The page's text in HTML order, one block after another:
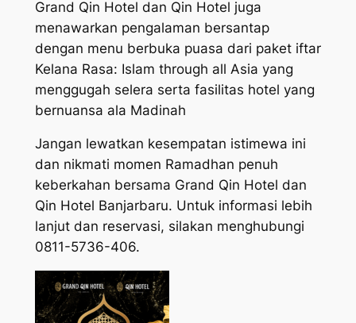
Grand Qin Hotel dan Qin Hotel juga
menawarkan pengalaman bersantap
dengan menu berbuka puasa dari paket iftar
Kelana Rasa: Islam through all Asia yang
menggugah selera serta fasilitas hotel yang
bernuansa ala Madinah
Jangan lewatkan kesempatan istimewa ini
dan nikmati momen Ramadhan penuh
keberkahan bersama Grand Qin Hotel dan
Qin Hotel Banjarbaru. Untuk informasi lebih
lanjut dan reservasi, silakan menghubungi
0811-5736-406.